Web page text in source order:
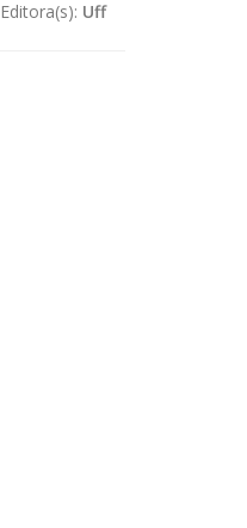
Editora(s): Uff